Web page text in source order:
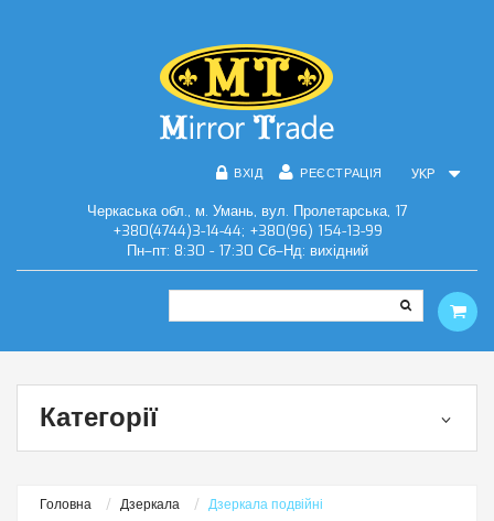
УКР
ВХІД РЕЄСТРАЦІЯ
Черкаська обл., м. Умань, вул. Пролетарська, 17
+380(4744)3-14-44; +380(96) 154-13-99
Пн–пт: 8:30 - 17:30 Сб–Нд: вихідний
Категорії
Головна Дзеркала Дзеркала подвійні